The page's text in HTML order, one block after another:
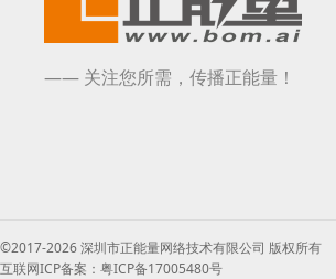
—— 关注您所需，传播正能量！
©2017-2026 深圳市正能量网络技术有限公司 版权所有
互联网ICP备案：粤ICP备17005480号